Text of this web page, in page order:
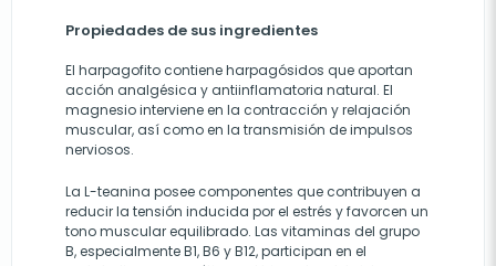
Propiedades de sus ingredientes
El harpagofito contiene harpagósidos que aportan
acción analgésica y antiinflamatoria natural. El
magnesio interviene en la contracción y relajación
muscular, así como en la transmisión de impulsos
nerviosos.
La L-teanina posee componentes que contribuyen a
reducir la tensión inducida por el estrés y favorcen un
tono muscular equilibrado. Las vitaminas del grupo
B, especialmente B1, B6 y B12, participan en el